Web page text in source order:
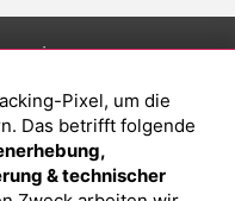
sind sind ETFs?
Vorteile
ist ein Fonds?
Pixel, um die
Das betrifft folgende
& technischer